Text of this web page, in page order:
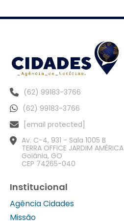
(62) 99183-3766
(62) 99183-3766
[email protected]
Av. C-4, 931 - Sala 1005 B
TERRA OFFICE JARDIM AMÉRICA
Goiânia, GO
CEP 74265-040
Institucional
Agência Cidades
Missão